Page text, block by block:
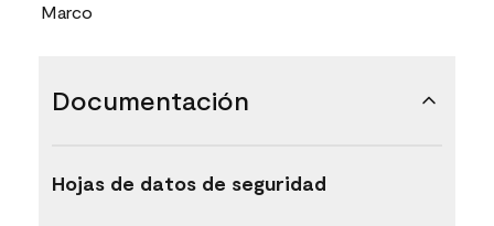
Marco
Documentación
Hojas de datos de seguridad